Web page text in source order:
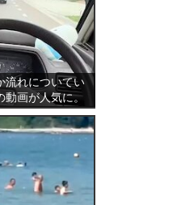
流れについてい
動画が人気に。